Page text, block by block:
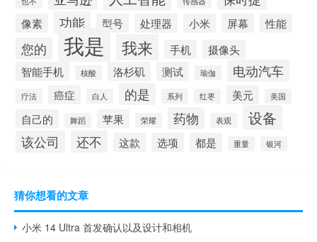
像素 功能 型号 处理器 小米 屏幕 性能
您的 我是 我来 手机
摄像头
智能手机
核酸 洛杉矶 测试 瑜伽 电动汽车
疗法 癌症 白人 的是 系列 红枣 美元 美国
自己的 舞蹈 苹果 荣耀 药物 表观 设备
该公司 还不 这款 选项 都是 重量 银河
猜你想看的文章
小米 14 Ultra 首发确认以及设计和相机